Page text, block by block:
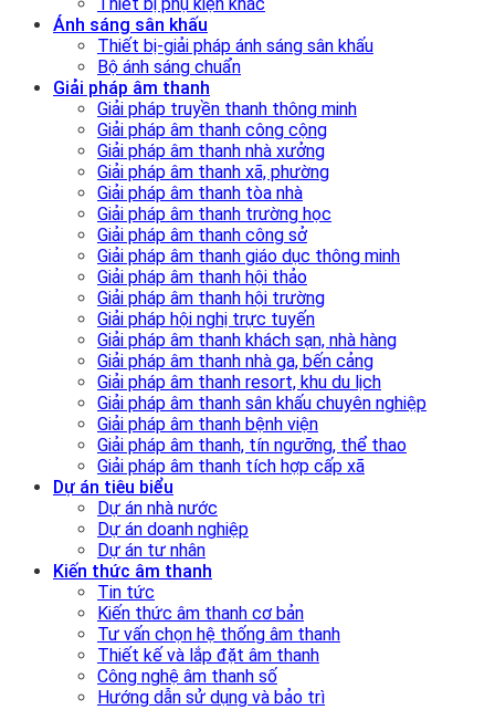
Ánh sáng sân khấu
Thiết bị-giải pháp ánh sáng sân khấu
Bộ ánh sáng chuẩn
Giải pháp âm thanh
Giải pháp truyền thanh thông minh
Giải pháp âm thanh công cộng
Giải pháp âm thanh nhà xưởng
Giải pháp âm thanh xã, phường
Giải pháp âm thanh tòa nhà
Giải pháp âm thanh trường học
Giải pháp âm thanh công sở
Giải pháp âm thanh giáo dục thông minh
Giải pháp âm thanh hội thảo
Giải pháp âm thanh hội trường
Giải pháp hội nghị trực tuyến
Giải pháp âm thanh khách sạn, nhà hàng
Giải pháp âm thanh nhà ga, bến cảng
Giải pháp âm thanh resort, khu du lịch
Giải pháp âm thanh sân khấu chuyên nghiệp
Giải pháp âm thanh bệnh viện
Giải pháp âm thanh, tín ngưỡng, thể thao
Giải pháp âm thanh tích hợp cấp xã
Dự án tiêu biểu
Dự án nhà nước
Dự án doanh nghiệp
Dự án tư nhân
Kiến thức âm thanh
Tin tức
Kiến thức âm thanh cơ bản
Tư vấn chọn hệ thống âm thanh
Thiết kế và lắp đặt âm thanh
Công nghệ âm thanh số
Hướng dẫn sử dụng và bảo trì